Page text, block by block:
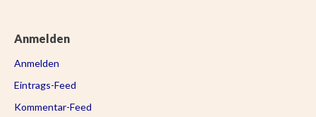
Anmelden
Anmelden
Eintrags-Feed
Kommentar-Feed